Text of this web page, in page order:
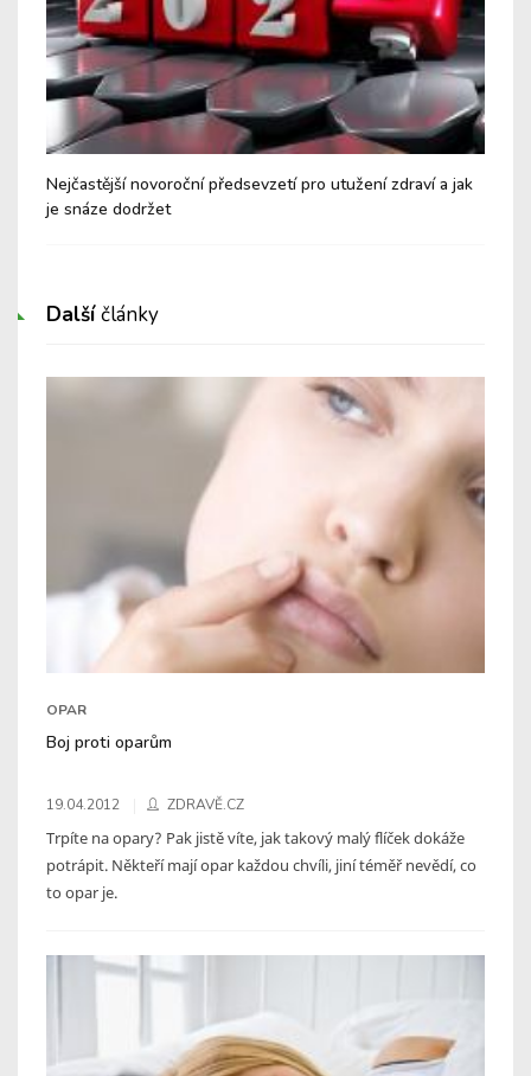
Nejčastější novoroční předsevzetí pro utužení zdraví a jak
je snáze dodržet
Dalšíčlánky
OPAR
Boj proti oparům
19.04.2012 ZDRAVĚ.CZ
Trpíte na opary? Pak jistě víte, jak takový malý flíček dokáže
potrápit. Někteří mají opar každou chvíli, jiní téměř nevědí, co
to opar je.